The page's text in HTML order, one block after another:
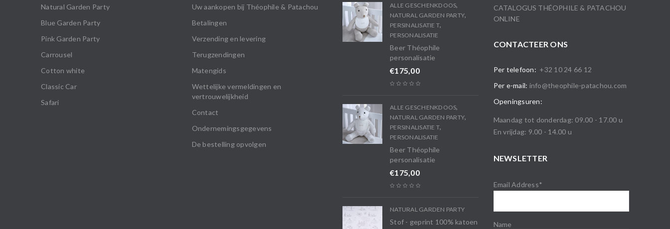
Natural Garden Party
Blue Garden Party
Pink Garden Party
Carrousel
Cotton white
Classic Car
Safari
Uw aankopen bij Théophile & Patachou
Betalingen
Verzending en levering
Terugzendingen
Matengids
Wettelijke vermeldingen en
vertrouwelijkheid
Contact
Ondernemingsgegevens
De bestelling opvolgen
ALLE GESCHENKDOOS,
NATURAL GARDEN PARTY,
PERSINALISATIE T,
PERSONALISATIE
Beer Théophile
personalisatie
€175,00
ALLE GESCHENKDOOS,
NATURAL GARDEN PARTY,
PERSINALISATIE T,
PERSONALISATIE
Beer Théophile
personalisatie
€175,00
NATURAL GARDEN PARTY
Stof - geprint 100% katoen
CATALOGUS THÉOPHILE & PATACHOU
ONLINE
CONTACTEER ONS
Per telefoon: +32 10 24 66 12
Per e-mail: info@theophile-patachou.com
Openingsuren:
Maandag tot donderdag: 09.00 - 17.00 u
En vrijdag: 9.00 - 14.00 u
NEWSLETTER
Email Address*
Name